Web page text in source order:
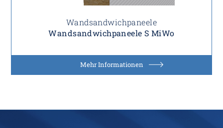
Wandsandwichpaneele
Wandsandwichpaneele S MiWo
Mehr Informationen